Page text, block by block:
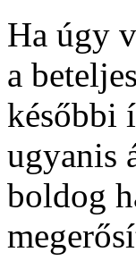
Ha úgy
a
későbbi
ugyanis
boldog